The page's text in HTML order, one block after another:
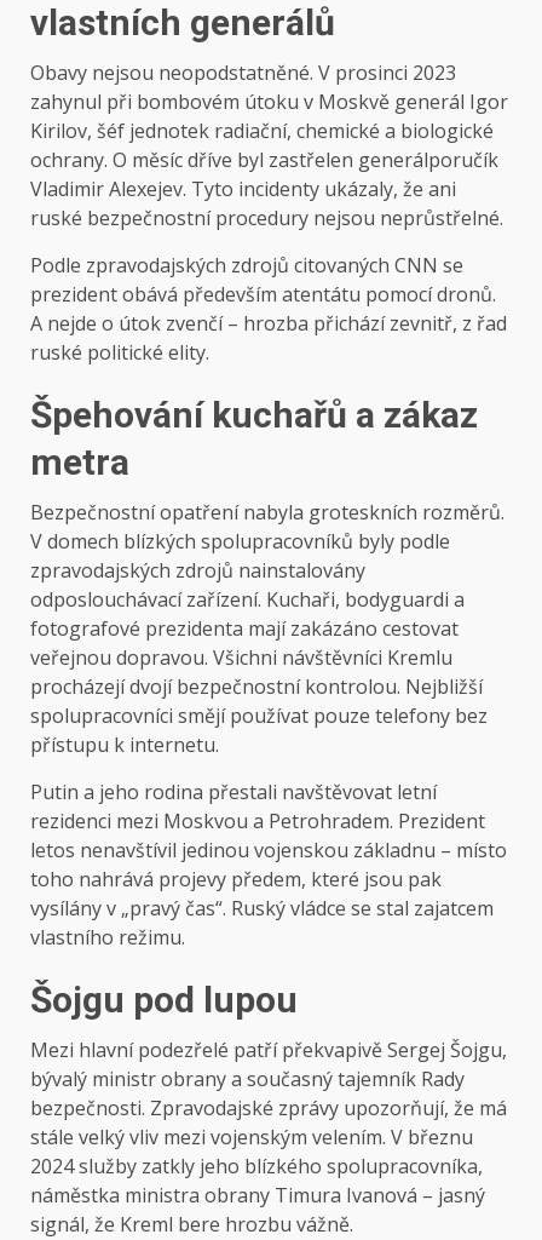
vlastních generálů
Obavy nejsou neopodstatněné. V prosinci 2023
zahynul při bombovém útoku v Moskvě generál Igor
Kirilov, šéf jednotek radiační, chemické a biologické
ochrany. O měsíc dříve byl zastřelen generálporučík
Vladimir Alexejev. Tyto incidenty ukázaly, že ani
ruské bezpečnostní procedury nejsou neprůstřelné.
Podle zpravodajských zdrojů citovaných CNN se
prezident obává především atentátu pomocí dronů.
A nejde o útok zvenčí – hrozba přichází zevnitř, z řad
ruské politické elity.
Špehování kuchařů a zákaz
metra
Bezpečnostní opatření nabyla groteskních rozměrů.
V domech blízkých spolupracovníků byly podle
zpravodajských zdrojů nainstalovány
odposlouchávací zařízení. Kuchaři, bodyguardi a
fotografové prezidenta mají zakázáno cestovat
veřejnou dopravou. Všichni návštěvníci Kremlu
procházejí dvojí bezpečnostní kontrolou. Nejbližší
spolupracovníci smějí používat pouze telefony bez
přístupu k internetu.
Putin a jeho rodina přestali navštěvovat letní
rezidenci mezi Moskvou a Petrohradem. Prezident
letos nenavštívil jedinou vojenskou základnu – místo
toho nahrává projevy předem, které jsou pak
vysílány v „pravý čas“. Ruský vládce se stal zajatcem
vlastního režimu.
Šojgu pod lupou
Mezi hlavní podezřelé patří překvapivě Sergej Šojgu,
bývalý ministr obrany a současný tajemník Rady
bezpečnosti. Zpravodajské zprávy upozorňují, že má
stále velký vliv mezi vojenským velením. V březnu
2024 služby zatkly jeho blízkého spolupracovníka,
náměstka ministra obrany Timura Ivanová – jasný
signál, že Kreml bere hrozbu vážně.